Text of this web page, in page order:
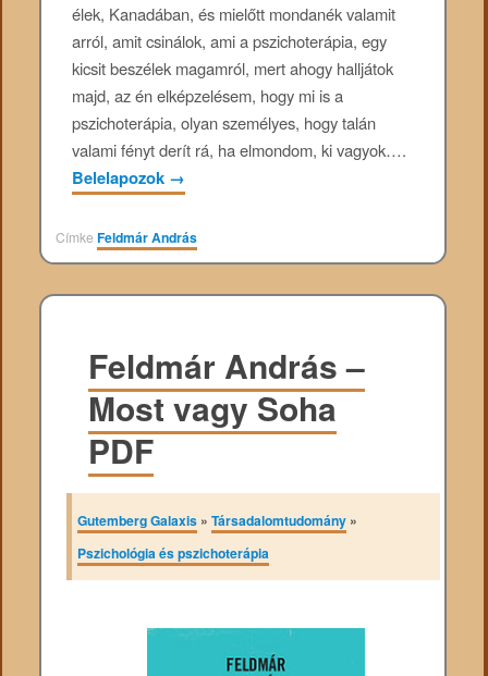
élek, Kanadában, és mielőtt mondanék valamit
arról, amit csinálok, ami a pszichoterápia, egy
kicsit beszélek magamról, mert ahogy halljátok
majd, az én elképzelésem, hogy mi is a
pszichoterápia, olyan személyes, hogy talán
valami fényt derít rá, ha elmondom, ki vagyok….
Belelapozok →
CímkeFeldmár András
Feldmár András –
Most vagy Soha
PDF
Gutemberg Galaxis »Társadalomtudomány »
Pszichológia és pszichoterápia